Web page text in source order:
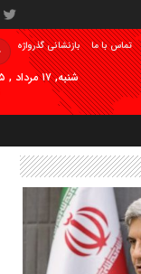
بازنشانی گذرواژه تماس با ما
شنبه, ۱۷ مرداد , ۱۴۰۵ | برابر با : 24 صفر 1448